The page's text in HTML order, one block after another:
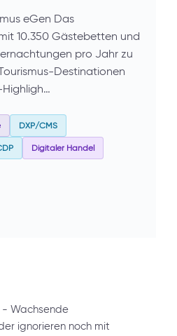
eGen Das
10.350 Gästebetten und
pro Jahr zu
Destinationen
DXP/CMS
Digitaler Handel
- Wachsende
ignorieren noch mit